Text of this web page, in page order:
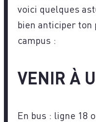
voici quelques
bien anticiper
campus :
VENIR À
En bus : ligne 18